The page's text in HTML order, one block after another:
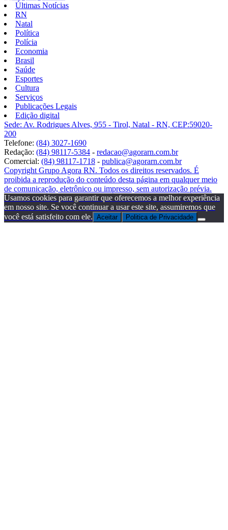
Últimas Notícias
RN
Natal
Política
Polícia
Economia
Brasil
Saúde
Esportes
Cultura
Serviços
Publicações Legais
Edição digital
Sede: Av. Rodrigues Alves, 955 - Tirol, Natal - RN, CEP:59020-
200
Telefone: (84) 3027-1690
Redação: (84) 98117-5384 - redacao@agorarn.com.br
Comercial: (84) 98117-1718 - publica@agorarn.com.br
Copyright Grupo Agora RN. Todos os direitos reservados. É
proibida a reprodução do conteúdo desta página em qualquer meio
de comunicação, eletrônico ou impresso, sem autorização prévia.
Usamos cookies para garantir que oferecemos a melhor experiência
em nosso site. Se você continuar a usar este site, assumiremos que
você está satisfeito com ele. Aceitar Politica de Privacidade